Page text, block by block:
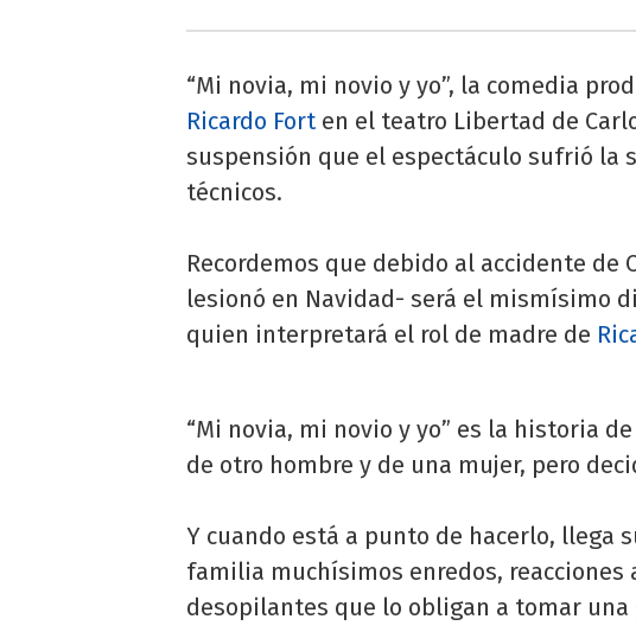
“Mi novia, mi novio y yo”, la comedia
Ricardo Forten el teatro Libertad de
suspensión que el espectáculo sufrió la
técnicos.
Recordemos que debido al accidente de
lesionó en Navidad- será el mismísimo
quien interpretará el rol de madre de
“Mi novia, mi novio y yo” es la historia
de otro hombre y de una mujer, pero
Y cuando está a punto de hacerlo, llega
familia muchísimos enredos, reacciones
desopilantes que lo obligan a tomar